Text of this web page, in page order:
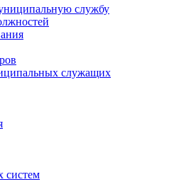
службу
служащих
систем